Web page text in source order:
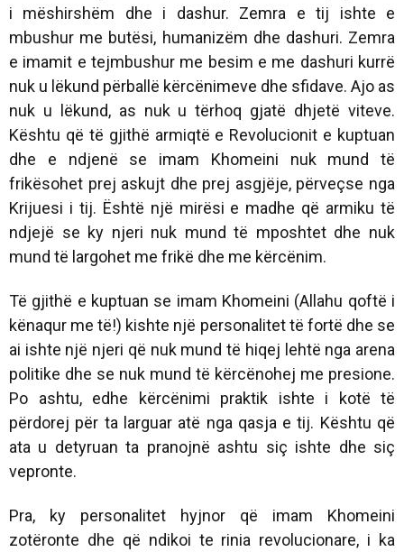
i mëshirshëm dhe i dashur. Zemra e tij ishte e
mbushur me butësi, humanizëm dhe dashuri. Zemra
e imamit e tejmbushur me besim e me dashuri kurrë
nuk u lëkund përballë kërcënimeve dhe sfidave. Ajo as
nuk u lëkund, as nuk u tërhoq gjatë dhjetë viteve.
Kështu që të gjithë armiqtë e Revolucionit e kuptuan
dhe e ndjenë se imam Khomeini nuk mund të
frikësohet prej askujt dhe prej asgjëje, përveçse nga
Krijuesi i tij. Është një mirësi e madhe që armiku të
ndjejë se ky njeri nuk mund të mposhtet dhe nuk
mund të largohet me frikë dhe me kërcënim.
Të gjithë e kuptuan se imam Khomeini (Allahu qoftë i
kënaqur me të!) kishte një personalitet të fortë dhe se
ai ishte një njeri që nuk mund të hiqej lehtë nga arena
politike dhe se nuk mund të kërcënohej me presione.
Po ashtu, edhe kërcënimi praktik ishte i kotë të
përdorej për ta larguar atë nga qasja e tij. Kështu që
ata u detyruan ta pranojnë ashtu siç ishte dhe siç
vepronte.
Pra, ky personalitet hyjnor që imam Khomeini
zotëronte dhe që ndikoi te rinia revolucionare, i ka